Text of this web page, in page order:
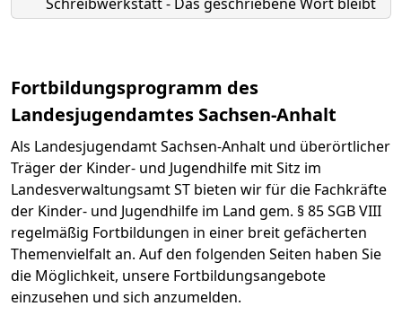
Fortbildungsprogramm des
Landesjugendamtes Sachsen-Anhalt
Als Landesjugendamt Sachsen-Anhalt und überörtlicher
Träger der Kinder- und Jugendhilfe mit Sitz im
Landesverwaltungsamt ST bieten wir für die Fachkräfte
der Kinder- und Jugendhilfe im Land gem. § 85 SGB VIII
regelmäßig Fortbildungen in einer breit gefächerten
Themenvielfalt an. Auf den folgenden Seiten haben Sie
die Möglichkeit, unsere Fortbildungsangebote
einzusehen und sich anzumelden.